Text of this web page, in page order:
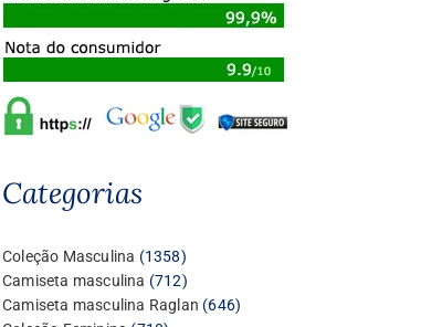
Categorias
Coleção Masculina 13581358
produtos
Camiseta masculina 712712
produtos
Camiseta masculina Raglan 646646